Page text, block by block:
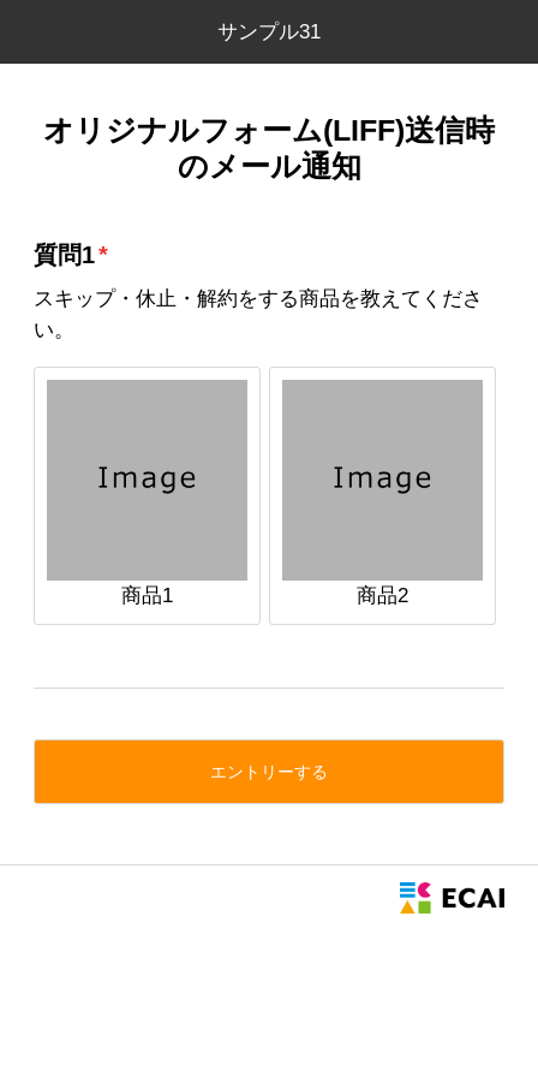
サンプル31
オリジナルフォーム(LIFF)送信時
のメール通知
質問1*
スキップ・休止・解約をする商品を教えてくださ
い。
商品1 商品2
エントリーする